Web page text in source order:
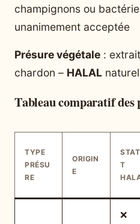
champignons ou
unanimement acceptée
Présure végétale :
chardon – HALAL
Tableau comparatif des
TYPE
PRÉSU
RE
ORIGIN
E
T
❌